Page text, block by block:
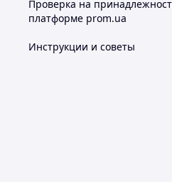
Проверка на
платформе prom.ua
Инструкции и советы